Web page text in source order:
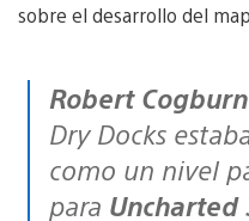
sobre el desarrollo del
Robert
Dry Docks
como un nivel
para Uncharted